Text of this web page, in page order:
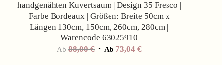
handgenähten Kuvertsaum | Design 35 Fresco |
Farbe Bordeaux | Größen: Breite 50cm x
Längen 130cm, 150cm, 260cm, 280cm |
Warencode 63025910
Ab88,00€ Ab 73,04 €